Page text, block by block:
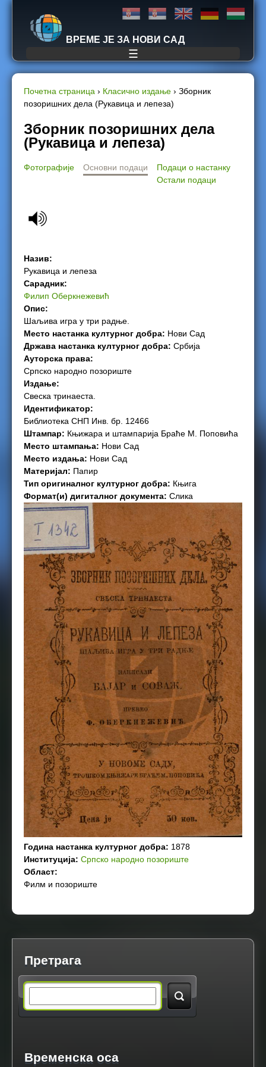
Jump to navigation
ВРЕМЕ ЈЕ ЗА НОВИ САД
☰
Y
o
h
e
r
e
Почетна страница › Класично издање › Зборник
позоришних дела (Рукавица и лепеза)
Зборник позоришних дела
(Рукавица и лепеза)
Фотографије Основни подаци
Подаци о настанку
Остали подаци
Назив:
Рукавица и лепеза
Сарадник:
Филип Оберкнежевић
Опис:
Шаљива игра у три радње.
Место настанка културног добра: Нови Сад
Држава настанка културног добра: Србија
Ауторска права:
Српско народно позориште
Издање:
Свеска тринаеста.
Идентификатор:
Библиотека СНП Инв. бр. 12466
Штампар: Књижара и штампарија Браће М. Поповића
Место штампања: Нови Сад
Место издања: Нови Сад
Материјал: Папир
Тип оригиналног културног добра: Књига
Формат(и) дигиталног документа: Слика
Година настанка културног добра: 1878
Институција: Српско народно позориште
Област:
Филм и позориште
Претрага
a
Временска оса